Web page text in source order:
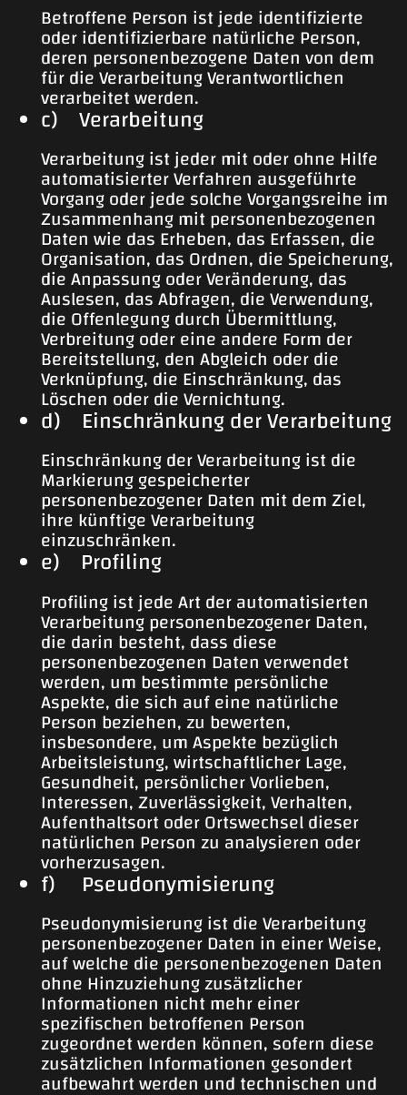
Betroffene Person ist jede identifizierte
oder identifizierbare natürliche Person,
deren personenbezogene Daten von dem
für die Verarbeitung Verantwortlichen
verarbeitet werden.
c) Verarbeitung
Verarbeitung ist jeder mit oder ohne Hilfe
automatisierter Verfahren ausgeführte
Vorgang oder jede solche Vorgangsreihe im
Zusammenhang mit personenbezogenen
Daten wie das Erheben, das Erfassen, die
Organisation, das Ordnen, die Speicherung,
die Anpassung oder Veränderung, das
Auslesen, das Abfragen, die Verwendung,
die Offenlegung durch Übermittlung,
Verbreitung oder eine andere Form der
Bereitstellung, den Abgleich oder die
Verknüpfung, die Einschränkung, das
Löschen oder die Vernichtung.
d) Einschränkung der Verarbeitung
Einschränkung der Verarbeitung ist die
Markierung gespeicherter
personenbezogener Daten mit dem Ziel,
ihre künftige Verarbeitung
einzuschränken.
e) Profiling
Profiling ist jede Art der automatisierten
Verarbeitung personenbezogener Daten,
die darin besteht, dass diese
personenbezogenen Daten verwendet
werden, um bestimmte persönliche
Aspekte, die sich auf eine natürliche
Person beziehen, zu bewerten,
insbesondere, um Aspekte bezüglich
Arbeitsleistung, wirtschaftlicher Lage,
Gesundheit, persönlicher Vorlieben,
Interessen, Zuverlässigkeit, Verhalten,
Aufenthaltsort oder Ortswechsel dieser
natürlichen Person zu analysieren oder
vorherzusagen.
f) Pseudonymisierung
Pseudonymisierung ist die Verarbeitung
personenbezogener Daten in einer Weise,
auf welche die personenbezogenen Daten
ohne Hinzuziehung zusätzlicher
Informationen nicht mehr einer
spezifischen betroffenen Person
zugeordnet werden können, sofern diese
zusätzlichen Informationen gesondert
aufbewahrt werden und technischen und